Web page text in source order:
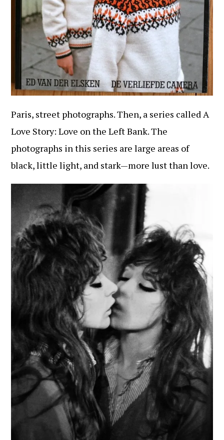
Paris, street photographs. Then, a series called A
Love Story: Love on the Left Bank. The
photographs in this series are large areas of
black, little light, and stark—more lust than love.